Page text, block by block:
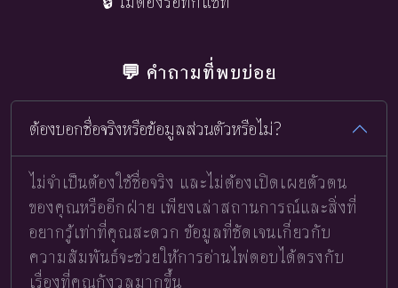
💬 คำถามที่พบบ่อย
ต้องบอกชื่อจริงหรือข้อมูลส่วนตัวหรือไม่?
ไม่จำเป็นต้องใช้ชื่อจริง และไม่ต้องเปิดเผยตัวตน
ของคุณหรืออีกฝ่าย เพียงเล่าสถานการณ์และสิ่งที่
อยากรู้เท่าที่คุณสะดวก ข้อมูลที่ชัดเจนเกี่ยวกับ
ความสัมพันธ์จะช่วยให้การอ่านไพ่ตอบได้ตรงกับ
เรื่องที่คุณกังวลมากขึ้น